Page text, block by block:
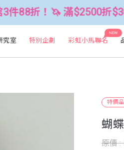
$2500折$300 (可累折）
究室 特別企劃
NEW
彩虹小馬聯名
特價品
蝴
原價 :